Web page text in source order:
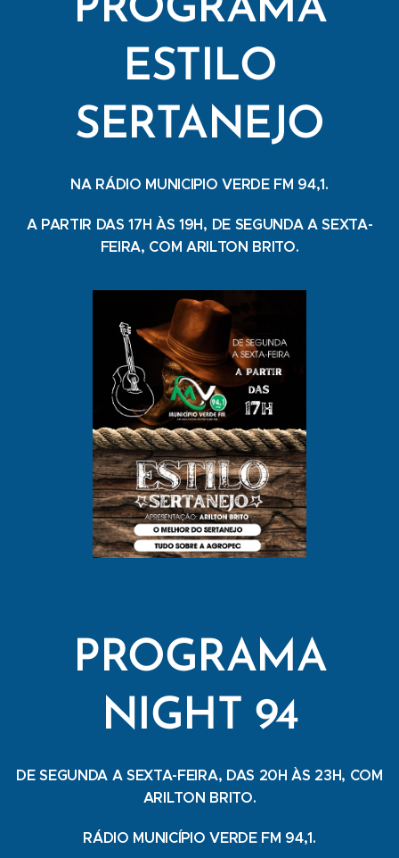
PROGRAMA
ESTILO
SERTANEJO
NA RÁDIO MUNICIPIO VERDE FM 94,1.
A PARTIR DAS 17H ÀS 19H, DE SEGUNDA A SEXTA-
FEIRA, COM ARILTON BRITO.
PROGRAMA
NIGHT 94
DE SEGUNDA A SEXTA-FEIRA, DAS 20H ÀS 23H, COM
ARILTON BRITO.
RÁDIO MUNICÍPIO VERDE FM 94,1.